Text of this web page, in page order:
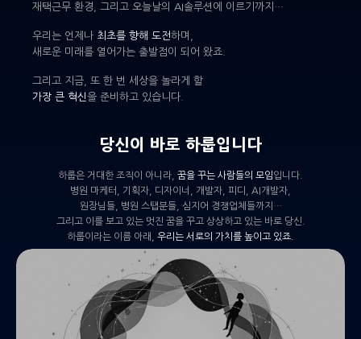
재택근무 환경, 그리고 오늘날의 AI솔루션에 이르기까지…
우리는 언제나 최초를 향해 도전하며,
새로운 미래를 열어가는 출발점이 되어 왔죠.
그리고 지금, 또 한 번 세상을 놀라게 할
가장 큰 혁신을 준비하고 있습니다.
당신이 바로 하룹입니다
하룹은 거대한 조직이 아니라, 꿈을 꾸는 사람들의 모임입니다.
병원 마케터, 기획자, 디자이너, 개발자, 피디, AI개발자,
원장님들, 병원 스탭분들, 심지어 경쟁업체들까지…
그리고 이를 보고 있는 멋진 꿈을 꾸고 상상하고 있는 바로 당신.
하룹이라는 이름 아래, 우리는 서로의 가치를 높이고 있죠.